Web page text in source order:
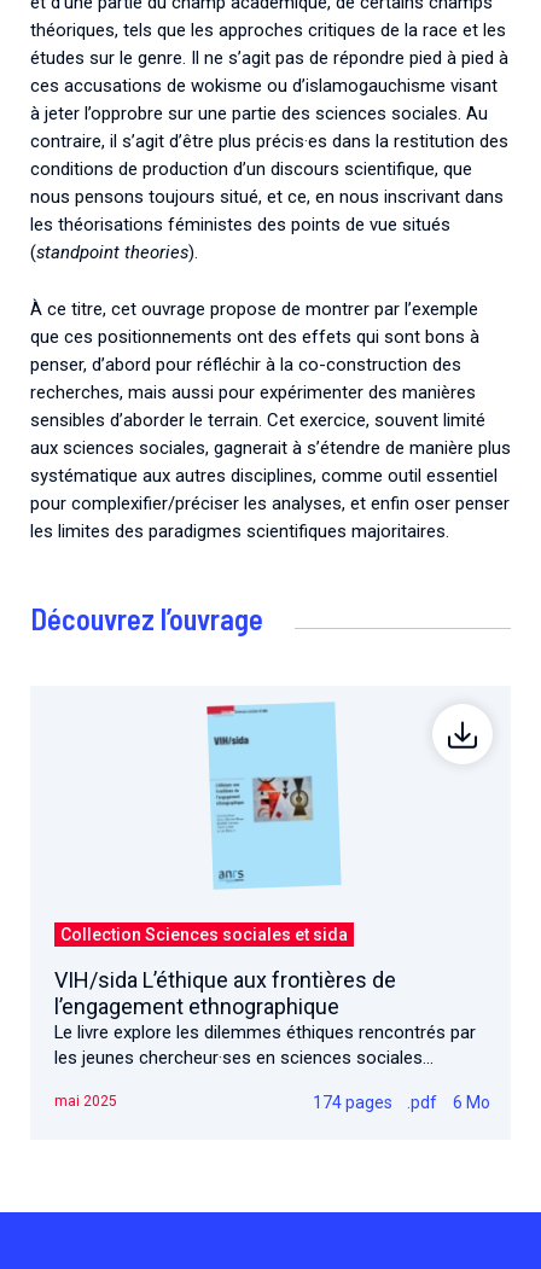
théoriques, tels que les approches critiques de la race et les
études sur le genre. Il ne s’agit pas de répondre pied à pied à
ces accusations de wokisme ou d’islamogauchisme visant
à jeter l’opprobre sur une partie des sciences sociales. Au
contraire, il s’agit d’être plus précis·es dans la restitution des
conditions de production d’un discours scientifique, que
nous pensons toujours situé, et ce, en nous inscrivant dans
les théorisations féministes des points de vue situés
(standpoint theories).
À ce titre, cet ouvrage propose de montrer par l’exemple
que ces positionnements ont des effets qui sont bons à
penser, d’abord pour réfléchir à la co-construction des
recherches, mais aussi pour expérimenter des manières
sensibles d’aborder le terrain. Cet exercice, souvent limité
aux sciences sociales, gagnerait à s’étendre de manière plus
systématique aux autres disciplines, comme outil essentiel
pour complexifier/préciser les analyses, et enfin oser penser
les limites des paradigmes scientifiques majoritaires.
Découvrez l’ouvrage
Collection Sciences sociales et sida
VIH/sida L’éthique aux frontières de
l’engagement ethnographique
Le livre explore les dilemmes éthiques rencontrés par
les jeunes chercheur·ses en sciences sociales
mai 2025 174 pages .pdf 6 Mo